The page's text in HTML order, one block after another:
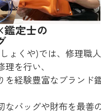
定士の
ょくや)では、修理職
理を行い、
を経験豊富なブランド
なバッグや財布を最善